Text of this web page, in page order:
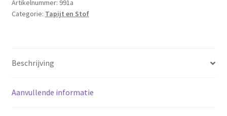
Artikelnummer: 991a
Categorie: Tapijt en Stof
Beschrijving
Aanvullende informatie